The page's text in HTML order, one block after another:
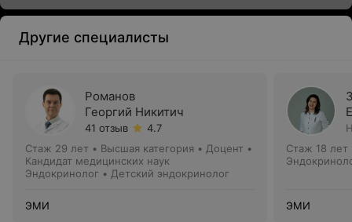
Другие специалисты
Романов
Георгий Никитич
41 отзыв
4.7
Стаж 29 лет • Высшая категория • Доцент •
Кандидат медицинских наук
Эндокринолог • Детский эндокринолог
ЭМИ
Стаж 18 лет
ЭМИ